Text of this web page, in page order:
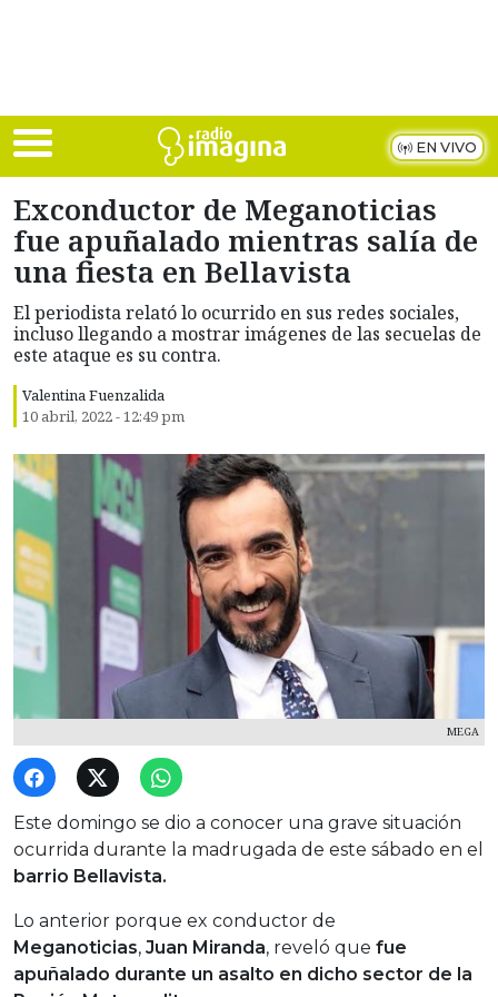
EN VIVO
Exconductor de Meganoticias
fue apuñalado mientras salía de
una fiesta en Bellavista
El periodista relató lo ocurrido en sus redes sociales,
incluso llegando a mostrar imágenes de las secuelas de
este ataque es su contra.
Valentina Fuenzalida
10 abril, 2022 - 12:49 pm
MEGA
Este domingo se dio a conocer una grave situación
ocurrida durante la madrugada de este sábado en el
barrio Bellavista.
Lo anterior porque ex conductor de
Meganoticias, Juan Miranda, reveló que fue
apuñalado durante un asalto en dicho sector de la